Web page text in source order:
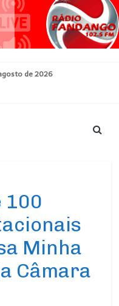
de 2026
100
Minha
Câmara